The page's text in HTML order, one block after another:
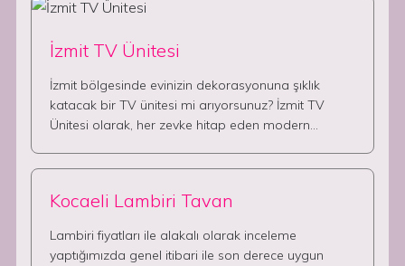
İzmit TV Ünitesi
İzmit bölgesinde evinizin dekorasyonuna şıklık
katacak bir TV ünitesi mi arıyorsunuz? İzmit TV
Ünitesi olarak, her zevke hitap eden modern…
Kocaeli Lambiri Tavan
Lambiri fiyatları ile alakalı olarak inceleme
yaptığımızda genel itibari ile son derece uygun